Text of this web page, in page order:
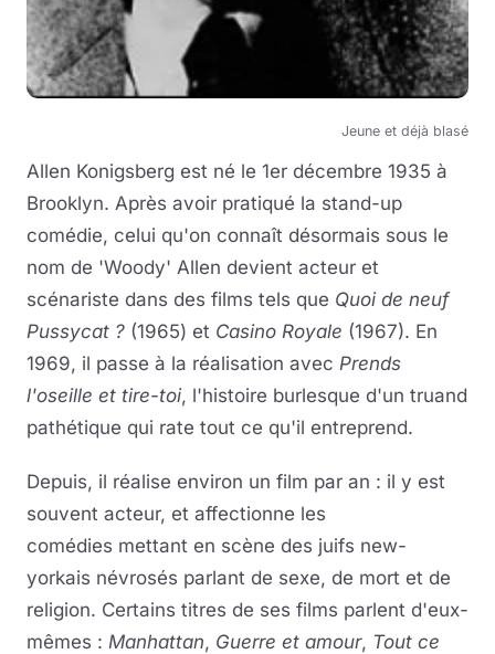
Jeune et déjà blasé
Allen Konigsberg est né le 1er décembre 1935 à
Brooklyn. Après avoir pratiqué la stand-up
comédie, celui qu'on connaît désormais sous le
nom de 'Woody' Allen devient acteur et
scénariste dans des films tels que Quoi de neuf
Pussycat ? (1965) et Casino Royale (1967). En
1969, il passe à la réalisation avec Prends
l'oseille et tire-toi, l'histoire burlesque d'un truand
pathétique qui rate tout ce qu'il entreprend.
Depuis, il réalise environ un film par an : il y est
souvent acteur, et affectionne les
comédies mettant en scène des juifs new-
yorkais névrosés parlant de sexe, de mort et de
religion. Certains titres de ses films parlent d'eux-
mêmes : Manhattan, Guerre et amour, Tout ce